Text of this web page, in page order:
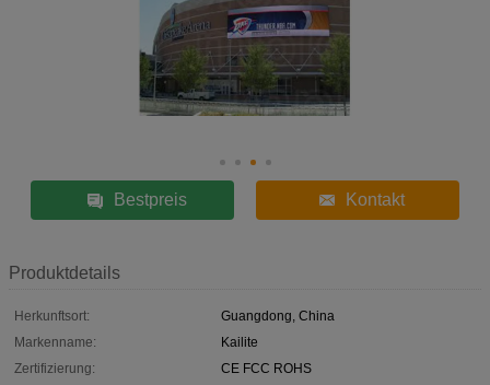
Bestpreis Kontakt
Produktdetails
Herkunftsort:
Guangdong, China
Markenname:
Kailite
Zertifizierung:
CE FCC ROHS